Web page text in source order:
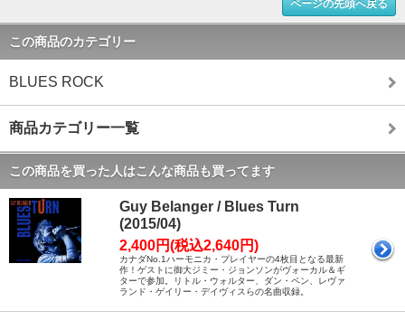
ページの先頭へ戻る
この商品のカテゴリー
BLUES ROCK
商品カテゴリー一覧
この商品を買った人はこんな商品も買ってます
Guy Belanger / Blues Turn
(2015/04)
2,400円(税込2,640円)
カナダNo.1ハーモニカ・プレイヤーの4枚目となる最新
作！ゲストに御大ジミー・ジョンソンがヴォーカル＆ギ
ターで参加。リトル・ウォルター、ダン・ペン、レヴァ
ランド・ゲイリー・デイヴィスらの名曲収録。